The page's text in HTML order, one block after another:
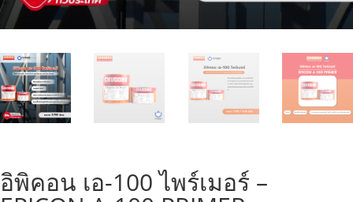
อิพิคอน เอ-100 ไพร์เมอร์ –